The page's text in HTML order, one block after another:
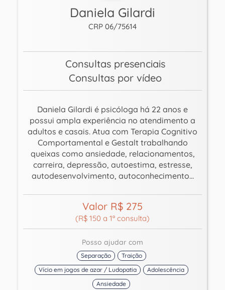
Daniela Gilardi
CRP 06/75614
Consultas presenciais
Consultas por vídeo
Daniela Gilardi é psicóloga há 22 anos e
possui ampla experiência no atendimento a
adultos e casais. Atua com Terapia Cognitivo
Comportamental e Gestalt trabalhando
queixas como ansiedade, relacionamentos,
carreira, depressão, autoestima, estresse,
autodesenvolvimento, autoconhecimento...
Valor R$ 275
(R$ 150 a 1ª consulta)
Posso ajudar com
Separação
Traição
Vício em jogos de azar / Ludopatia
Adolescência
Ansiedade